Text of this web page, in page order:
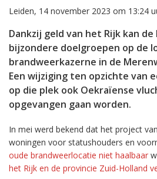
Leiden, 14 november 2023 om 13:24
Dankzij geld van het Rijk kan
bijzondere doelgroepen op de
brandweerkazerne in de
Een wijziging ten opzichte van
op die plek ook Oekraïense
opgevangen gaan worden.
In mei werd bekend dat het project
woningen voor statushouders en
oude brandweerlocatie niet haalbaar
het Rijk en de provincie Zuid-Holland